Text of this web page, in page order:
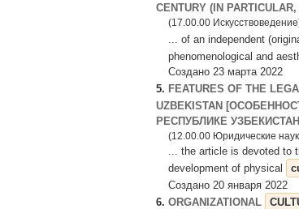
CENTURY (IN
(17.00.00
... of an independent
phenomenological and
Создано 23 марта 2022
5. FEATURES OF THE
UZBEKISTAN
РЕСПУБЛИКЕ
(12.00.00 Юридические
... the article is devoted to
development of physical
Создано 20 января 2022
6. ORGANIZATIONAL